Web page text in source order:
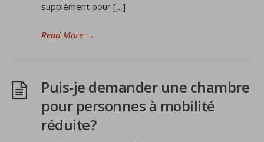
supplément pour […]
Read More →
Puis-je demander une chambre
pour personnes à mobilité
réduite?